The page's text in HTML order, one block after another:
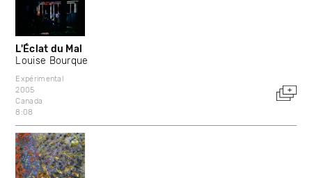
L'Éclat du Mal
Louise Bourque
Expérimental
2005
Canada
8:08